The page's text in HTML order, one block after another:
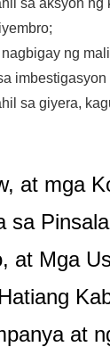
sa aksyon ng
ng
sa giyera,
at mga
sa
at Mga
at